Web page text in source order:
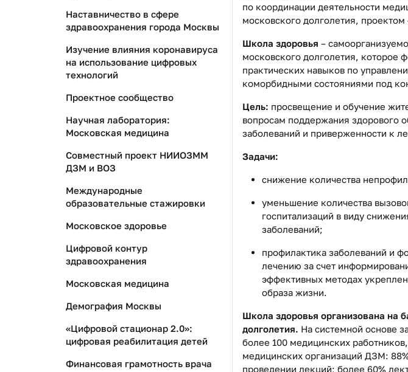
Наставничество в сфере
здравоохранения города Москвы
Изучение влияния коронавируса
на использование цифровых
технологий
Проектное сообщество
Научная лаборатория:
Московская медицина
Совместный проект НИИОЗММ
ДЗМ и ВОЗ
Международные
образовательные стажировки
Московское здоровье
Цифровой контур
здравоохранения
Московская медицина
Демография Москвы
«Цифровой стационар 2.0»:
цифровая реабилитация детей
Финансовая грамотность врача
по координации деятельности
московского долголетия, проектом
Школа здоровья –
московского долголетия, которое
практических навыков по
коморбидными состояниями под
Цель: просвещение и обучение
вопросам поддержания здорового
заболеваний и приверженности к
Задачи:
снижение количества
уменьшение количества
госпитализаций в виду
заболеваний;
профилактика заболеваний и
лечению за счет
эффективных методах
образа жизни.
Школа здоровья организована на
долголетия. На системной основе
более 100 медицинских
медицинских организаций ДЗМ:
проведении лекций; более 60%